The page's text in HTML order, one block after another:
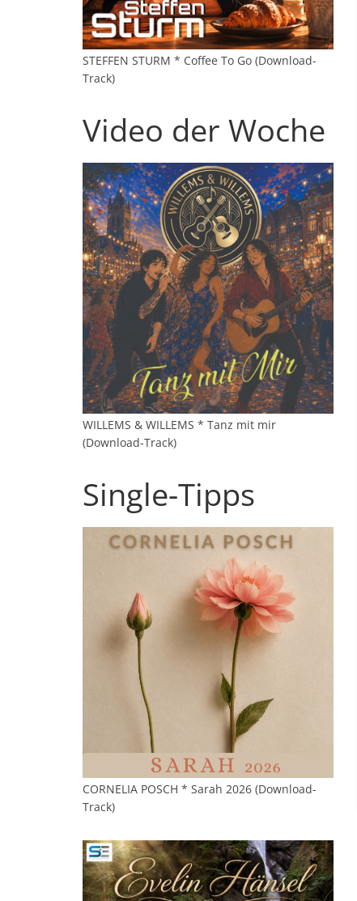
STEFFEN STURM * Coffee To Go (Download-
Track)
Video der Woche
WILLEMS & WILLEMS * Tanz mit mir
(Download-Track)
Single-Tipps
CORNELIA POSCH * Sarah 2026 (Download-
Track)